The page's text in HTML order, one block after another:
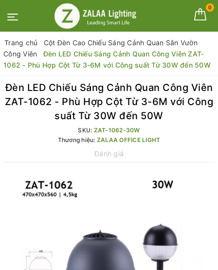
0
Trang chủ
Cột Đèn Cao Chiếu Sáng Cảnh Quan Sân Vườn
Công Viên
Đèn LED Chiếu Sáng Cảnh Quan Công Viên ZAT-
1062 - Phù Hợp Cột Từ 3-6M với Công suất Từ 30W đến 50W
Đèn LED Chiếu Sáng Cảnh Quan Công Viên
ZAT-1062 - Phù Hợp Cột Từ 3-6M với Công
suất Từ 30W đến 50W
SKU: ZAT-1062-30W
Thương hiệu: ZALAA OFFICE LIGHT
Đánh giá